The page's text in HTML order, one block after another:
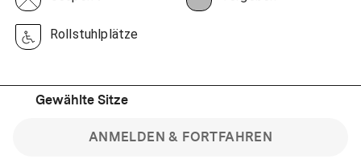
Rollstuhlplätze
Gewählte Sitze
ANMELDEN & FORTFAHREN